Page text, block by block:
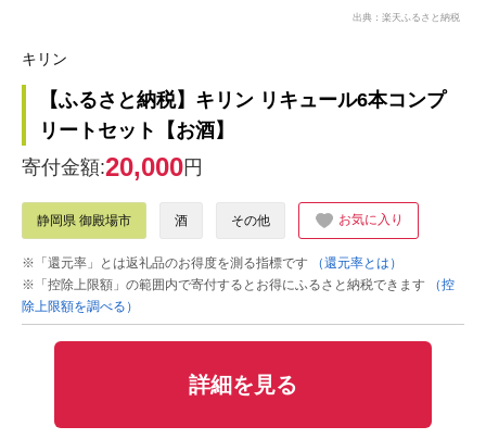
出典：楽天ふるさと納税
キリン
【ふるさと納税】キリン リキュール6本コンプ
リートセット【お酒】
寄付金額:20,000円
静岡県 御殿場市 酒 その他 お気に入り
※「還元率」とは返礼品のお得度を測る指標です
（還元率とは）
※「控除上限額」の範囲内で寄付するとお得にふるさと納税できます
（控
除上限額を調べる）
詳細を見る